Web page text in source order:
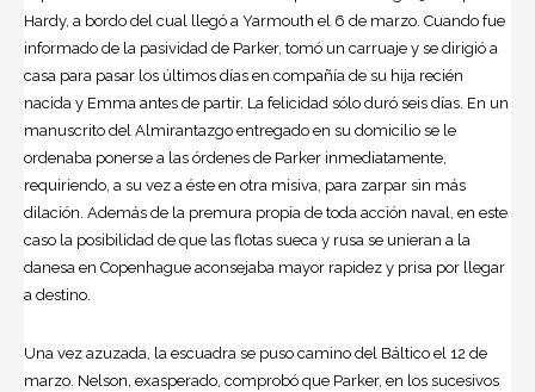
Hardy, a bordo del cual llegó a Yarmouth el 6 de marzo. Cuando fue
informado de la pasividad de Parker, tomó un carruaje y se dirigió a
casa para pasar los últimos días en compañía de su hija recién
nacida y Emma antes de partir. La felicidad sólo duró seis días. En un
manuscrito del Almirantazgo entregado en su domicilio se le
ordenaba ponerse a las órdenes de Parker inmediatamente,
requiriendo, a su vez a éste en otra misiva, para zarpar sin más
dilación. Además de la premura propia de toda acción naval, en este
caso la posibilidad de que las flotas sueca y rusa se unieran a la
danesa en Copenhague aconsejaba mayor rapidez y prisa por llegar
a destino.
Una vez azuzada, la escuadra se puso camino del Báltico el 12 de
marzo. Nelson, exasperado, comprobó que Parker, en los sucesivos